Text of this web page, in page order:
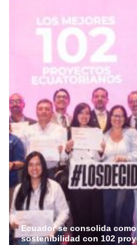
Ecuador se consolida
sostenibilidad con 102